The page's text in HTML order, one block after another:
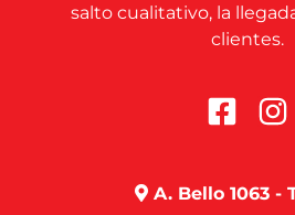
salto cualitativo, la
clientes.
A. Bello 1063 -